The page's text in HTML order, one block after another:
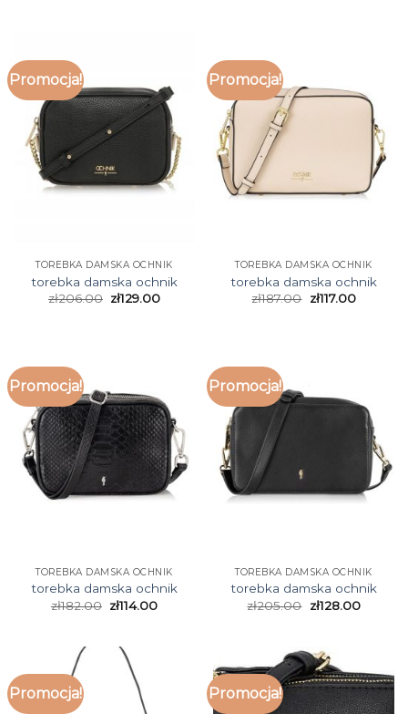
Promocja!
TOREBKA DAMSKA OCHNIK
torebka damska ochnik
zł206.00 zł129.00
Promocja!
TOREBKA DAMSKA OCHNIK
torebka damska ochnik
zł187.00 zł117.00
Promocja!
TOREBKA DAMSKA OCHNIK
torebka damska ochnik
zł182.00 zł114.00
Promocja!
TOREBKA DAMSKA OCHNIK
torebka damska ochnik
zł205.00 zł128.00
Promocja! Promocja!